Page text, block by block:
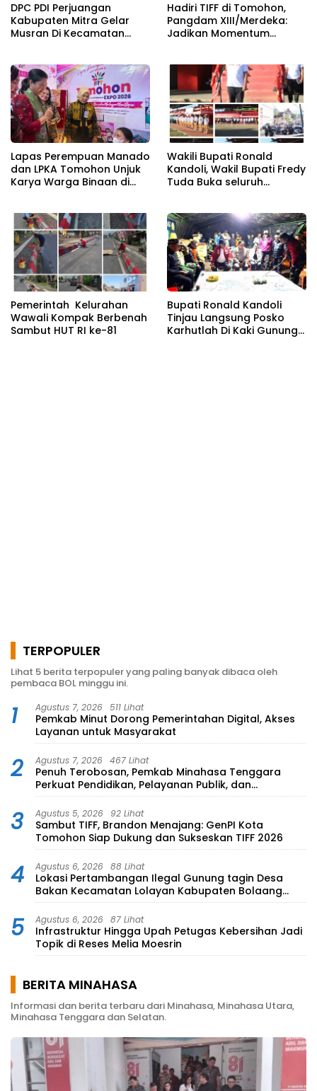
DPC PDI Perjuangan
Kabupaten Mitra Gelar
Musran Di Kecamatan
Hadiri TIFF di Tomohon,
Pangdam XIII/Merdeka:
Jadikan Momentum
Lapas Perempuan Manado
dan LPKA Tomohon Unjuk
Karya Warga Binaan di
Wakili Bupati Ronald
Kandoli, Wakil Bupati Fredy
Tuda Buka seluruh
Pemerintah Kelurahan
Wawali Kompak Berbenah
Sambut HUT RI ke-81
Bupati Ronald Kandoli
Tinjau Langsung Posko
Karhutlah Di Kaki Gunung
TERPOPULER
Lihat 5 berita terpopuler yang paling banyak dibaca oleh
pembaca BOL minggu ini.
1 Agustus 7, 2026 511 Lihat
Pemkab Minut Dorong Pemerintahan Digital, Akses
Layanan untuk Masyarakat
2 Agustus 7, 2026 467 Lihat
Penuh Terobosan, Pemkab Minahasa Tenggara
Perkuat Pendidikan, Pelayanan Publik, dan
Kesehatan
3 Agustus 5, 2026 92 Lihat
Sambut TIFF, Brandon Menajang: ​GenPI Kota
Tomohon Siap Dukung dan Sukseskan TIFF 2026
4 Agustus 6, 2026 88 Lihat
Lokasi Pertambangan Ilegal Gunung tagin Desa
Bakan Kecamatan Lolayan Kabupaten Bolaang
Mongondow di perkebunan Lolotut Target
Bareskrim TIPEDTER MABES POLRI
5 Agustus 6, 2026 87 Lihat
Infrastruktur Hingga Upah Petugas Kebersihan Jadi
Topik di Reses Melia Moesrin
BERITA MINAHASA
Informasi dan berita terbaru dari Minahasa, Minahasa Utara,
Minahasa Tenggara dan Selatan.